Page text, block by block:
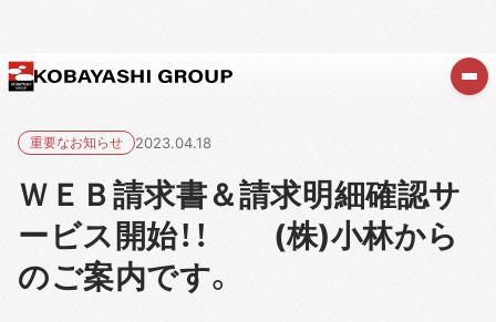
重要なお知らせ 2023.04.18
ＷＥＢ請求書＆請求明細確認サ
ービス開始！！ (株)小林から
のご案内です。